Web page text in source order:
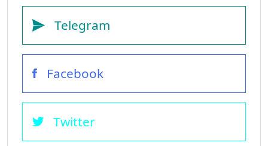
Telegram
Facebook
Twitter